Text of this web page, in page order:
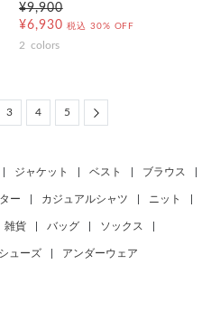
¥9,900
¥6,930 税込 30% OFF
2 colors
3 4 5 Next
ジャケット ベスト ブラウス
ー カジュアルシャツ ニット
雑貨 バッグ ソックス
シューズ アンダーウェア